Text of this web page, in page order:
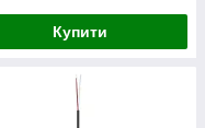
Купити